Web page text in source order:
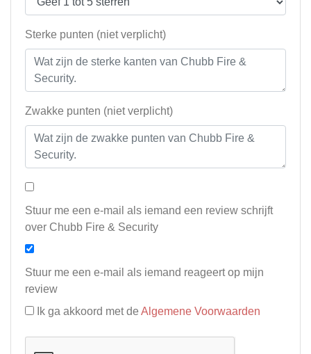
Sterke punten (niet verplicht)
Zwakke punten (niet verplicht)
Stuur me een e-mail als iemand een review schrijft
over Chubb Fire & Security
Stuur me een e-mail als iemand reageert op mijn
review
Ik ga akkoord met de Algemene Voorwaarden